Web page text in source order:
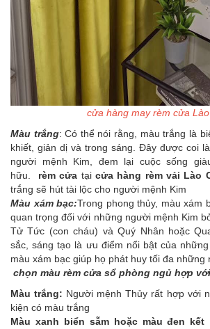
cửa hàng may rèm cửa
Màu trắng: Có thể nói rằng, màu trắng là
khiết, giản dị và trong sáng. Đây được coi
người mệnh Kim, đem lại cuộc sống
hữu.
rèm cửa tạicửa hàng rèm vải Lào
trắng sẽ hút tài lộc cho người mệnh Kim
Màu xám bạc:Trong phong thủy, màu xám
quan trọng đối với những người mệnh Kim
Tử Tức (con cháu) và Quý Nhân hoặc
sắc, sáng tạo là ưu điểm nổi bật của
màu xám bạc giúp họ phát huy tối đa những
chọn màu rèm cửa sổ phòng ngủ hợp
Màu trắng: Người mệnh Thủy rất hợp với
kiện có màu trắng
Màu xanh biển sẫm hoặc màu đen